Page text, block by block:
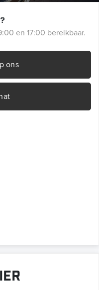
en 17:00 bereikbaar.
ons